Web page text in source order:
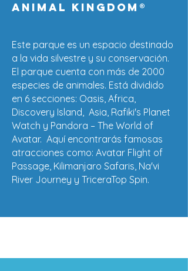
Animal kingdom®
Este parque es un espacio destinado
a la vida silvestre y su conservación.
El parque cuenta con más de 2000
especies de animales. Está dividido
en 6 secciones: Oasis, Africa,
Discovery Island, Asia, Rafiki's Planet
Watch y Pandora – The World of
Avatar. Aquí encontrarás famosas
atracciones como: Avatar Flight of
Passage, Kilimanjaro Safaris, Na'vi
River Journey y TriceraTop Spin.